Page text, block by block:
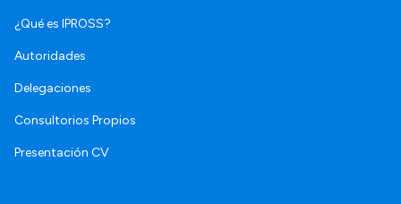
¿Qué es IPROSS?
Autoridades
Delegaciones
Consultorios Propios
Presentación CV